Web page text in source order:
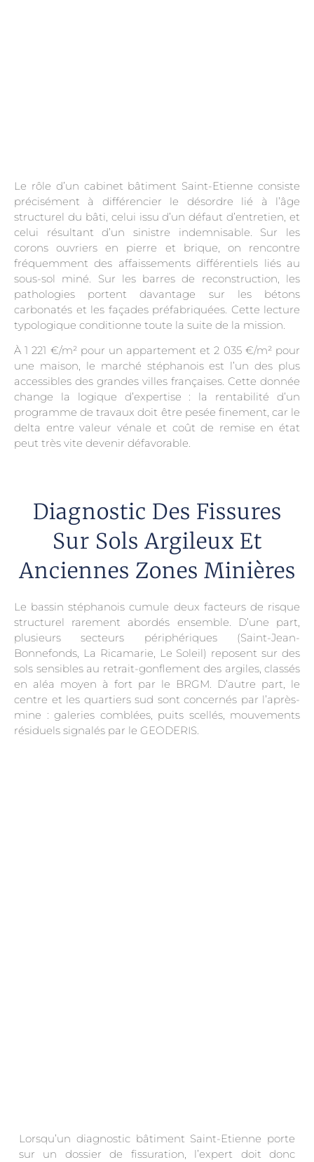
Le rôle d’un cabinet bâtiment Saint-Etienne consiste
précisément à différencier le désordre lié à l’âge
structurel du bâti, celui issu d’un défaut d’entretien, et
celui résultant d’un sinistre indemnisable. Sur les
corons ouvriers en pierre et brique, on rencontre
fréquemment des affaissements différentiels liés au
sous-sol miné. Sur les barres de reconstruction, les
pathologies portent davantage sur les bétons
carbonatés et les façades préfabriquées. Cette lecture
typologique conditionne toute la suite de la mission.
À 1 221 €/m² pour un appartement et 2 035 €/m² pour
une maison, le marché stéphanois est l’un des plus
accessibles des grandes villes françaises. Cette donnée
change la logique d’expertise : la rentabilité d’un
programme de travaux doit être pesée finement, car le
delta entre valeur vénale et coût de remise en état
peut très vite devenir défavorable.
Diagnostic Des Fissures
Sur Sols Argileux Et
Anciennes Zones Minières
Le bassin stéphanois cumule deux facteurs de risque
structurel rarement abordés ensemble. D’une part,
plusieurs secteurs périphériques (Saint-Jean-
Bonnefonds, La Ricamarie, Le Soleil) reposent sur des
sols sensibles au retrait-gonflement des argiles, classés
en aléa moyen à fort par le BRGM. D’autre part, le
centre et les quartiers sud sont concernés par l’après-
mine : galeries comblées, puits scellés, mouvements
résiduels signalés par le GEODERIS.
Lorsqu’un diagnostic bâtiment Saint-Etienne porte
sur un dossier de fissuration, l’expert doit donc